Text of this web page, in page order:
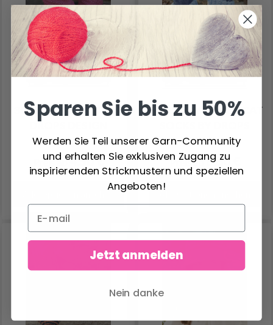
30-27 KANELROSE BY
DROPS DESIGN
Preis ab4.50 €
47-28 BEWITCHED CAT
DESIGN
Preis ab8.80 €
Sparen Sie bis zu 50%
Werden Sie Teil unserer Garn-Community
und erhalten Sie exklusiven Zugang zu
inspirierenden Strickmustern und speziellen
Angeboten!
Jetzt anmelden
Nein danke